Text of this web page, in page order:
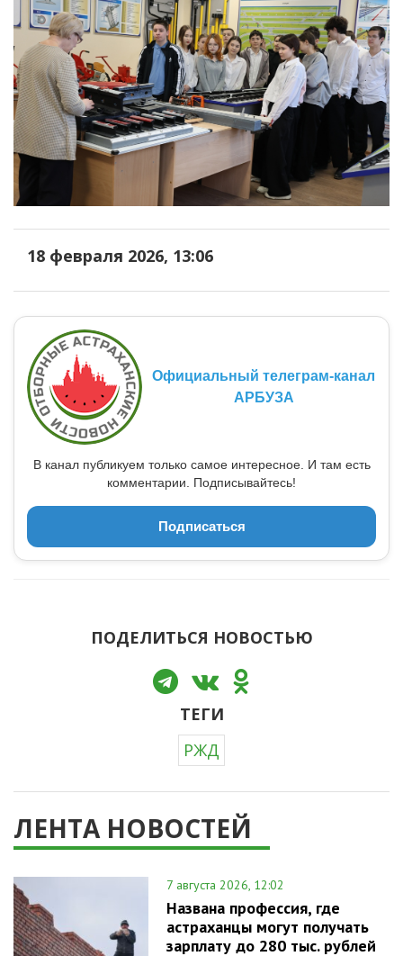
18 февраля 2026, 13:06
Официальный телеграм-канал
АРБУЗА
В канал публикуем только самое интересное. И там есть
комментарии. Подписывайтесь!
Подписаться
ПОДЕЛИТЬСЯ НОВОСТЬЮ
ТЕГИ
РЖД
ЛЕНТА НОВОСТЕЙ
7 августа 2026, 12:02
Названа профессия, где
астраханцы могут получать
зарплату до 280 тыс. рублей